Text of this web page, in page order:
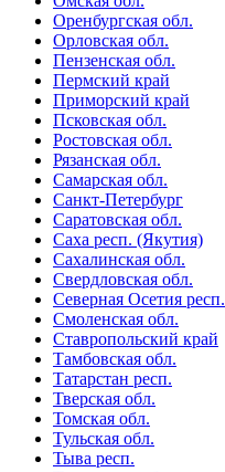
Оренбургская обл.
Орловская обл.
Пензенская обл.
Пермский край
Приморский край
Псковская обл.
Ростовская обл.
Рязанская обл.
Самарская обл.
Санкт-Петербург
Саратовская обл.
Саха респ. (Якутия)
Сахалинская обл.
Свердловская обл.
Северная Осетия респ.
Смоленская обл.
Ставропольский край
Тамбовская обл.
Татарстан респ.
Тверская обл.
Томская обл.
Тульская обл.
Тыва респ.